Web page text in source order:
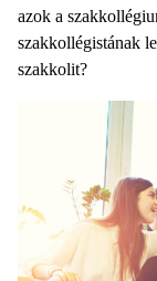
azok a
szakkollégistának
szakkolit?